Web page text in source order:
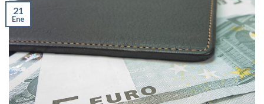
21
Ene